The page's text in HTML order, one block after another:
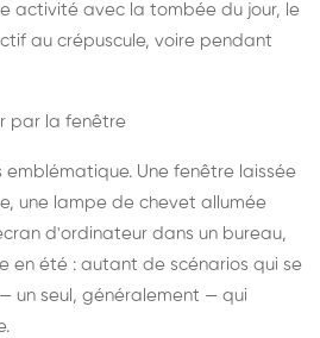
activité avec la tombée du jour, le
au crépuscule, voire pendant
par la fenêtre
Une fenêtre laissée
une lampe de chevet allumée
d'ordinateur dans un bureau,
en été : autant de scénarios qui se
un seul, généralement — qui